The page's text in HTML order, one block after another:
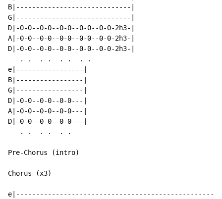
B|-----------------------------|
G|-----------------------------|
D|-0-0--0-0--0-0--0-0--0-0-2h3-|
A|-0-0--0-0--0-0--0-0--0-0-2h3-|
D|-0-0--0-0--0-0--0-0--0-0-2h3-|
   . .  . .  . .  . .
e|-----------------|
B|-----------------|
G|-----------------|
D|-0-0--0-0--0-0---|
A|-0-0--0-0--0-0---|
D|-0-0--0-0--0-0---|
   . .  . .  . .
Pre-Chorus (intro)
Chorus (x3)
e|---------------------------------------------------|